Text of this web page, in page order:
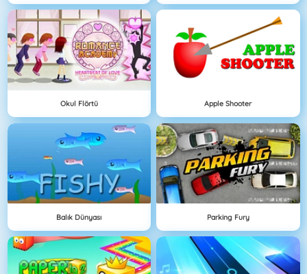
Okul Flörtü Apple Shooter
Balık Dünyası Parking Fury